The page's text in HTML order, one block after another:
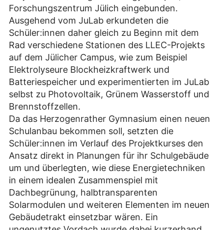
Forschungszentrum Jülich eingebunden.
Ausgehend vom JuLab erkundeten die
Schüler:innen daher gleich zu Beginn mit dem
Rad verschiedene Stationen des LLEC-Projekts
auf dem Jülicher Campus, wie zum Beispiel
Elektrolyseure Blockheizkraftwerk und
Batteriespeicher und experimentierten im JuLab
selbst zu Photovoltaik, Grünem Wasserstoff und
Brennstoffzellen.
Da das Herzogenrather Gymnasium einen neuen
Schulanbau bekommen soll, setzten die
Schüler:innen im Verlauf des Projektkurses den
Ansatz direkt in Planungen für ihr Schulgebäude
um und überlegten, wie diese Energietechniken
in einem idealen Zusammenspiel mit
Dachbegrünung, halbtransparenten
Solarmodulen und weiteren Elementen im neuen
Gebäudetrakt einsetzbar wären. Ein